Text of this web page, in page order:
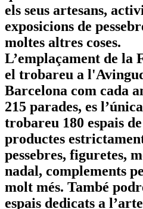
els seus artesans,
exposicions de
moltes altres coses.
L’emplaçament de la
el trobareu a
Barcelona com cada
215 parades, es
trobareu 180 espais
productes
pessebres, figuretes,
nadal, complements
molt més. També
espais dedicats a